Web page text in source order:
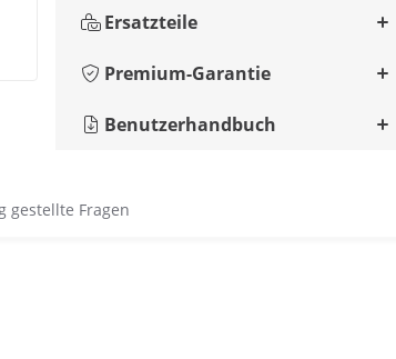
Ersatzteile
Premium-Garantie
Benutzerhandbuch
gestellte Fragen